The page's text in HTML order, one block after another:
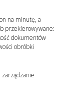
na minutę, a
przekierowywane:
dokumentów
obróbki
zarządzanie